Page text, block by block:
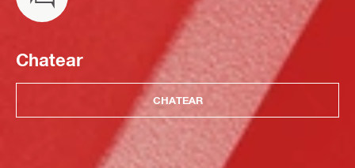
Chatear
CHATEAR